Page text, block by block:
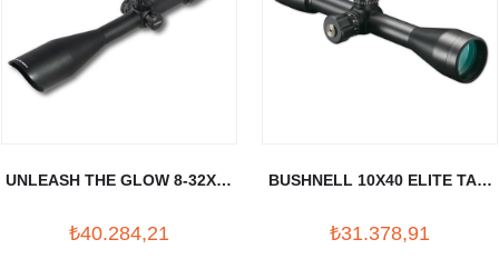
UNLEASH THE GLOW 8-32X56
₺40.284,21
BUSHNELL 10X40 ELITE TAC.
₺31.378,91